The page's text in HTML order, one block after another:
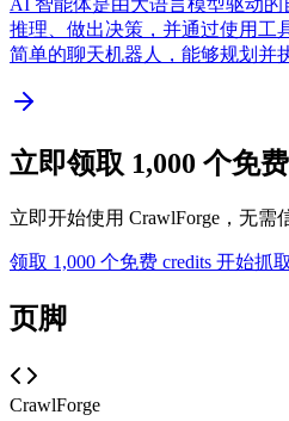
AI 智能体是由大语言模型驱动
推理、做出决策，并通过使用工
简单的聊天机器人，能够规划并
立即领取 1,000 个免
立即开始使用 CrawlForge，无需
领取 1,000 个免费 credits 开始抓取
页脚
CrawlForge